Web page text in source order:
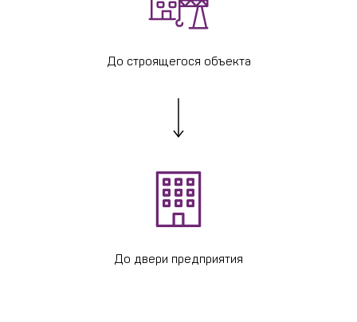
До строящегося объекта
До двери предприятия